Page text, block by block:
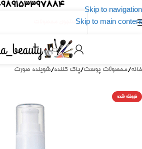
Skip to navigation
Skip to main content
989153397884+
خانه/محصولات پوست/پاک کننده/شوینده صورت
فروخته شده